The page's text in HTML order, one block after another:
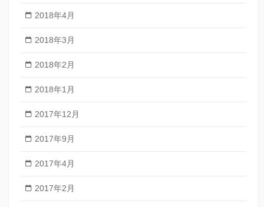
2018年4月
2018年3月
2018年2月
2018年1月
2017年12月
2017年9月
2017年4月
2017年2月